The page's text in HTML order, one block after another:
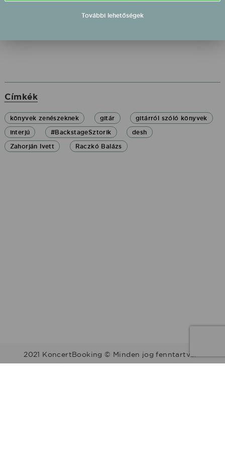
Címkék
könyvek zenészeknek gitár
gitárról szóló könyvek
interjú
#BackstageSztorik
desh
Zahorján Ivett
Raczkó Balázs
2021 KoncertBooking © Minden jog fenntartva.
Kapcsolat | Telefonszám: +36 30 157 9812 | E-mail:
További lehetőségek